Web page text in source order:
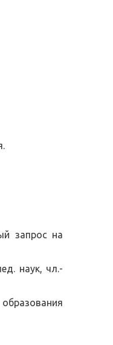
запрос на
наук, чл.-